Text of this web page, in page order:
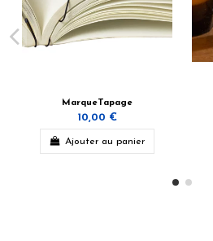
MarqueTapage
10,00 €
Ajouter au panier